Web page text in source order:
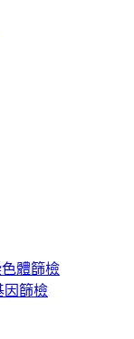
體篩檢
因篩檢